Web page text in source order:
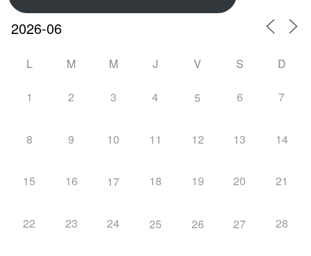
L M M J V S D
1 2 3 4 5 6 7
8 9 10 11 12 13 14
15 16 17 18 19 20 21
22 23 24 25 26 27 28